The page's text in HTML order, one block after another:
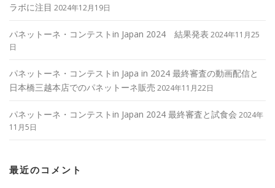
ラボに注目 2024年12月19日
パネットーネ・コンテストin Japan 2024 結果発表 2024年11月25
日
パネットーネ・コンテストin Japa in 2024 最終審査の動画配信と
日本橋三越本店でのパネットーネ販売 2024年11月22日
パネットーネ・コンテストin Japan 2024 最終審査と試食会 2024年
11月5日
最近のコメント